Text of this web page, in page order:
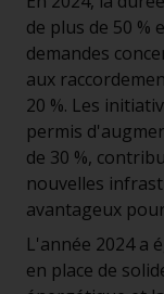
de plus de 50 %
demandes
aux
20 %. Les
permis
de 30 %,
nouvelles
avantageux
L'année 2024 a
en place de